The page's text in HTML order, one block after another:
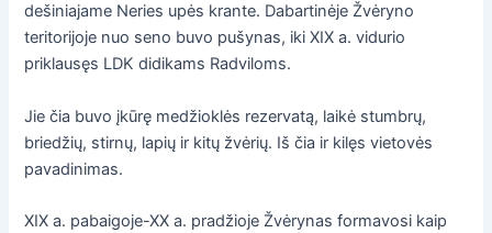
dešiniajame Neries upės krante. Dabartinėje Žvėryno
teritorijoje nuo seno buvo pušynas, iki XIX a. vidurio
priklausęs LDK didikams Radviloms.
Jie čia buvo įkūrę medžioklės rezervatą, laikė stumbrų,
briedžių, stirnų, lapių ir kitų žvėrių. Iš čia ir kilęs vietovės
pavadinimas.
XIX a. pabaigoje-XX a. pradžioje Žvėrynas formavosi kaip